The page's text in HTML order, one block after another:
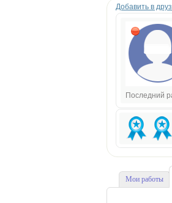
Добавить в
Последний
Мои работы